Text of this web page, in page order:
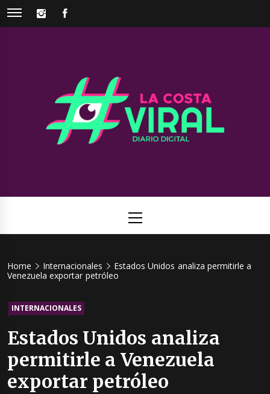
Skip
INSTAGRAM
Viral
Menu
Home Internacionales
Estados Unidos analiza permitirle a
Venezuela exportar petróleo
INTERNACIONALES
Estados Unidos analiza
permitirle a Venezuela
exportar petróleo